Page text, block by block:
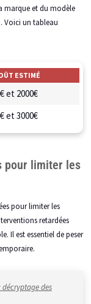
marque et du modèle
Voici un tableau
ESTIMÉ
et 2000€
et 3000€
pour limiter les
pour limiter les
retardées
Il est essentiel de peser
des